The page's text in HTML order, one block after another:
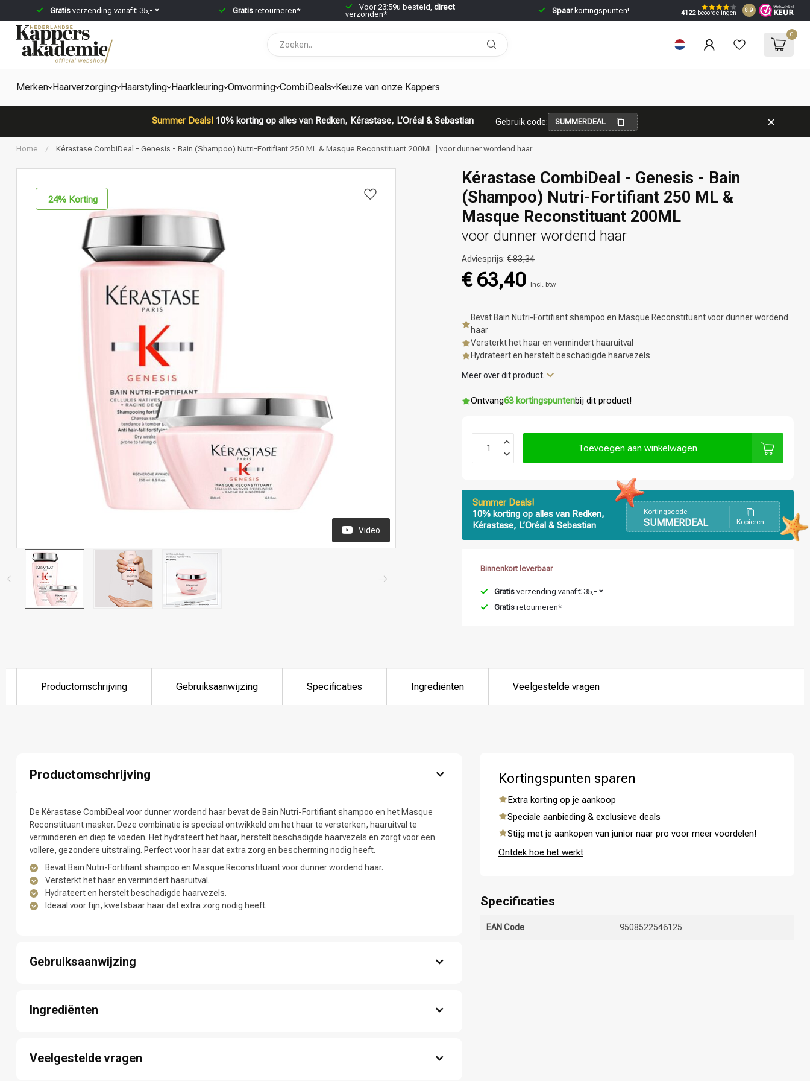
Gratisverzending vanaf € 35,- * Gratisretourneren* Voor 23:59u besteld, direct
verzonden*
Spaarkortingspunten! 4122beoordelingen 8.9
0
Merken Haarverzorging Haarstyling Haarkleuring Omvorming CombiDeals Keuze van onze Kappers
Summer Deals!10% korting op alles van Redken, Kérastase, L’Oréal & Sebastian Gebruik code: SUMMERDEAL
Haarstyling
Home / Kérastase CombiDeal - Genesis - Bain (Shampoo) Nutri-Fortifiant 250 ML & Masque Reconstituant 200ML | voor dunner wordend haar
24% Korting
Video
Kérastase CombiDeal - Genesis - Bain
(Shampoo) Nutri-Fortifiant 250 ML &
Masque Reconstituant 200ML
voor dunner wordend haar
Adviesprijs:€ 83,34
€ 63,40 Incl. btw
Bevat Bain Nutri-Fortifiant shampoo en Masque Reconstituant voor dunner wordend
haar
Versterkt het haar en vermindert haaruitval
Hydrateert en herstelt beschadigde haarvezels
Meer over dit product.
Ontvang63 kortingspuntenbij dit product!
Toevoegen aan winkelwagen
Summer Deals!
10% korting op alles van Redken,
Kérastase, L’Oréal & Sebastian
Kortingscode
SUMMERDEAL Kopieren
Binnenkort leverbaar
Gratis verzending vanaf € 35,- *
Gratis retourneren*
Productomschrijving Gebruiksaanwijzing Specificaties Ingrediënten Veelgestelde vragen
Productomschrijving
De Kérastase CombiDeal voor dunner wordend haar bevat de Bain Nutri-Fortifiant shampoo en het Masque
Reconstituant masker. Deze combinatie is speciaal ontwikkeld om het haar te versterken, haaruitval te
verminderen en diep te voeden. Het hydrateert het haar, herstelt beschadigde haarvezels en zorgt voor een
vollere, gezondere uitstraling. Perfect voor haar dat extra zorg en bescherming nodig heeft.
Bevat Bain Nutri-Fortifiant shampoo en Masque Reconstituant voor dunner wordend haar.
Versterkt het haar en vermindert haaruitval.
Hydrateert en herstelt beschadigde haarvezels.
Ideaal voor fijn, kwetsbaar haar dat extra zorg nodig heeft.
Gebruiksaanwijzing
2: Masseer Bain Nutri-Fortifiant shampoo in je haar en spoel goed uit.
3: Breng Masque Reconstituant aan op de lengtes en punten.
6: Dep je haar droog en style het naar wens.
Ingrediënten
Glycerin, Sodium Benzoate, Salicylic Acid, Amodimethicone, Hydroxypropyl Starch Phosphate, Polyquaternium-
10, Citric Acid, Sodium Hydroxide, Linalool, Hexylene Glycol, Fragrance / Parfum, Benzyl Salicylate, 2-Oleamido-
Veelgestelde vragen
Kortingspunten sparen
Extra korting op je aankoop
Speciale aanbieding & exclusieve deals
Stijg met je aankopen van junior naar pro voor meer voordelen!
Ontdek hoe het werkt
Specificaties
EAN Code 9508522546125